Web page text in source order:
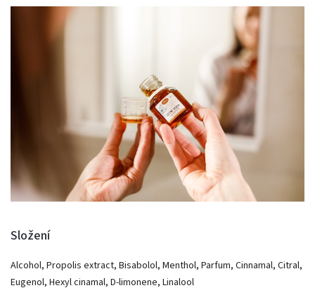
Složení
Alcohol, Propolis extract, Bisabolol, Menthol, Parfum, Cinnamal, Citral,
Eugenol, Hexyl cinamal, D-limonene, Linalool